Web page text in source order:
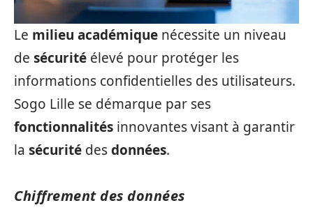
Le milieu académique nécessite un niveau
de sécurité élevé pour protéger les
informations confidentielles des utilisateurs.
Sogo Lille se démarque par ses
fonctionnalités innovantes visant à garantir
la sécurité desdonnées.
Chiffrement des données